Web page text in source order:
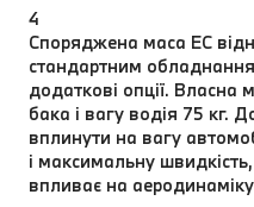
4
Споряджена маса EC
стандартним
додаткові опції.
бака і вагу водія 75 кг.
вплинути на вагу
і максимальну
впливає на